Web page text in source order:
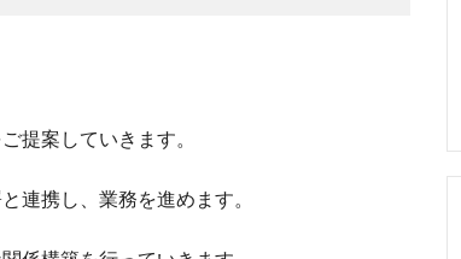
提案していきます。
連携し、業務を進めます。